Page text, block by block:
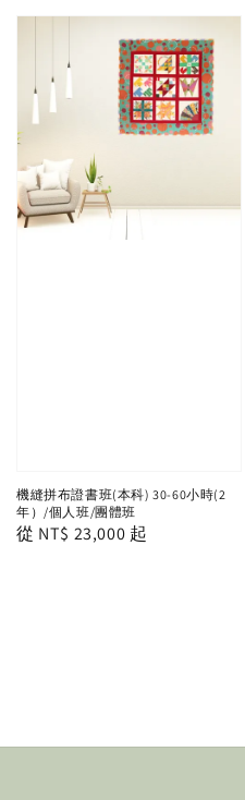
機縫拼布證書班(本科) 30-60小時(2
年）/個人班/團體班
Regular
從 NT$ 23,000 起